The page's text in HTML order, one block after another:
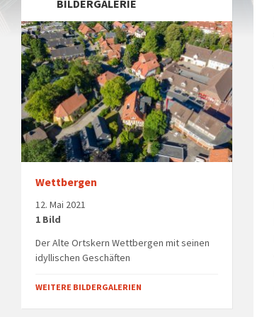
BILDERGALERIE
Wettbergen
12. Mai 2021
1 Bild
Der Alte Ortskern Wettbergen mit seinen
idyllischen Geschäften
WEITERE BILDERGALERIEN